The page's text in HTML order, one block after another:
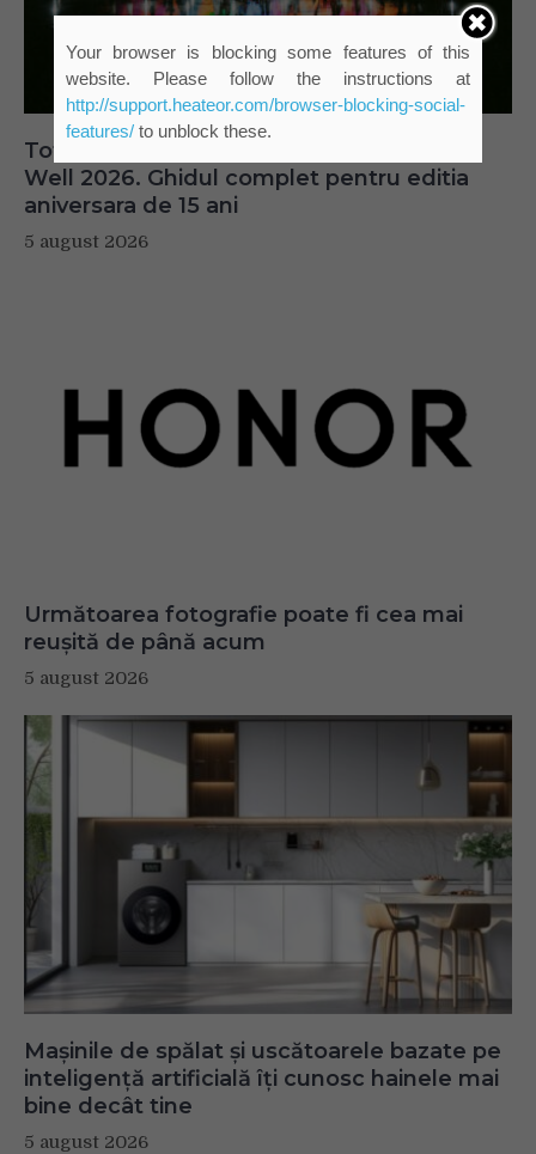
Tot ce trebuie sa stii inainte de Summer
Well 2026. Ghidul complet pentru editia
aniversara de 15 ani
5 august 2026
Următoarea fotografie poate fi cea mai
reușită de până acum
5 august 2026
Mașinile de spălat și uscătoarele bazate pe
inteligență artificială îți cunosc hainele mai
bine decât tine
5 august 2026
Your browser is blocking some features of this
website. Please follow the instructions at
http://support.heateor.com/browser-blocking-social-
features/to unblock these.